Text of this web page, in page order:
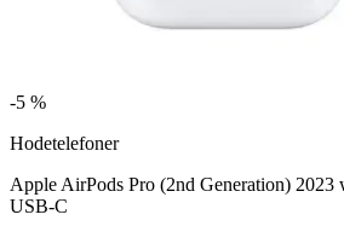
-5 %
Hodetelefoner
Apple AirPods Pro (2nd Generation) 2023
USB-C